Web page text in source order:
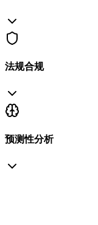
法规合规
预测性分析